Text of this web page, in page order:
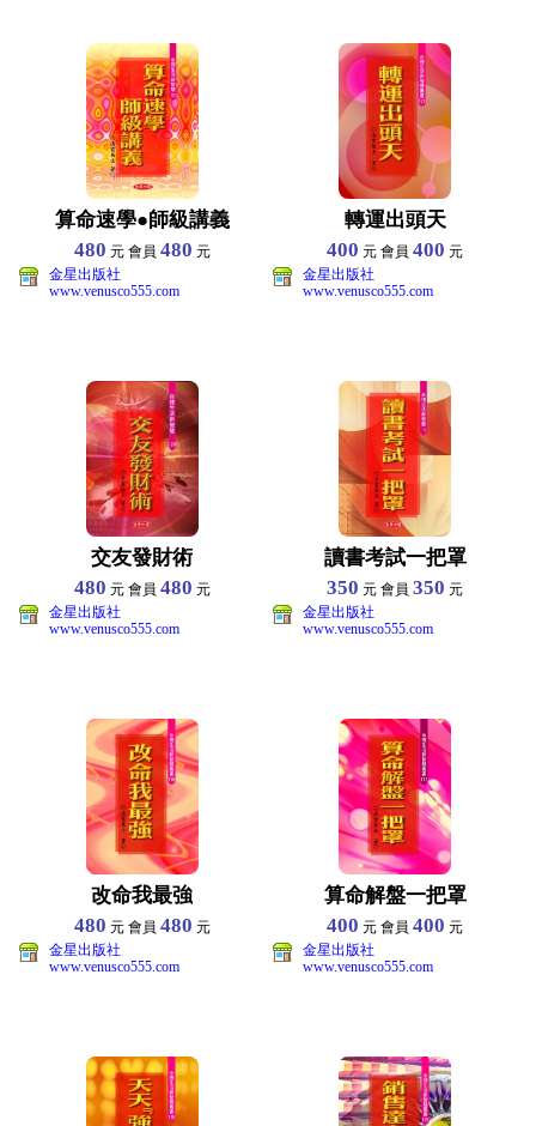
算命速學●師級講義
480 元 會員 480 元
金星出版社
www.venusco555.com
轉運出頭天
400 元 會員400 元
金星出版社
www.venusco555.com
交友發財術
480 元 會員 480 元
金星出版社
www.venusco555.com
讀書考試一把罩
350 元 會員350 元
金星出版社
www.venusco555.com
改命我最強
480 元 會員 480 元
金星出版社
www.venusco555.com
算命解盤一把罩
400 元 會員400 元
金星出版社
www.venusco555.com